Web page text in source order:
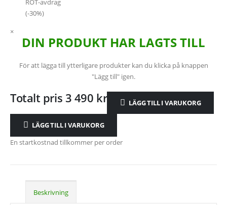
ROT-avdrag
(-30%)
×
DIN PRODUKT HAR LAGTS TILL
För att lägga till ytterligare produkter kan du klicka på knappen
"Lägg till" igen.
Totalt pris 3 490 kr LÄGG TILL I VARUKORG
LÄGG TILL I VARUKORG
En startkostnad tillkommer per order
Beskrivning